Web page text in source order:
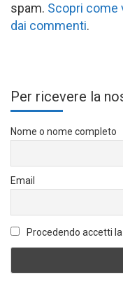
spam. Scopri come
dai commenti.
Per ricevere la
Nome o nome completo
Email
Procedendo accetti